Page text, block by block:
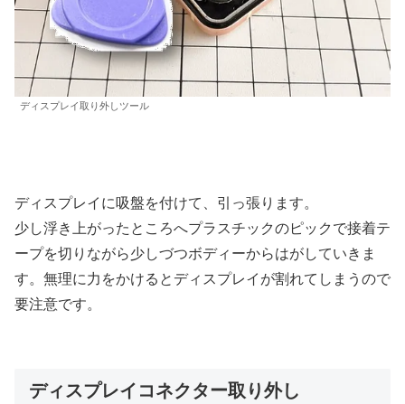
ディスプレイ取り外しツール
ディスプレイに吸盤を付けて、引っ張ります。
少し浮き上がったところへプラスチックのピックで接着テ
ープを切りながら少しづつボディーからはがしていきま
す。無理に力をかけるとディスプレイが割れてしまうので
要注意です。
ディスプレイコネクター取り外し